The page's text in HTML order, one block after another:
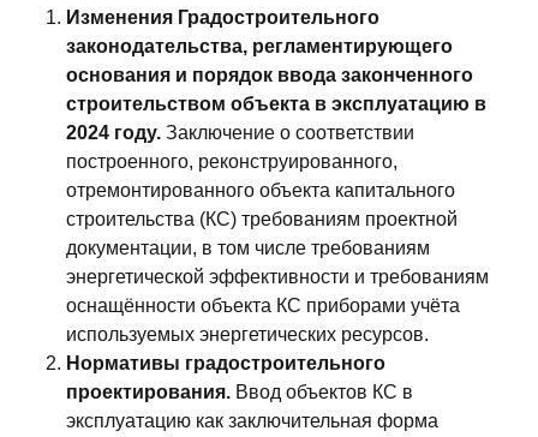
Изменения Градостроительного
законодательства, регламентирующего
основания и порядок ввода законченного
строительством объекта в эксплуатацию в
2024 году. Заключение о соответствии
построенного, реконструированного,
отремонтированного объекта капитального
строительства (КС) требованиям проектной
документации, в том числе требованиям
энергетической эффективности и требованиям
оснащённости объекта КС приборами учёта
используемых энергетических ресурсов.
Нормативы градостроительного
проектирования. Ввод объектов КС в
эксплуатацию как заключительная форма